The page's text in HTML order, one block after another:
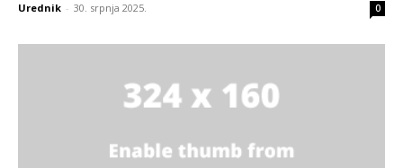
Urednik - 30. srpnja 2025. 0